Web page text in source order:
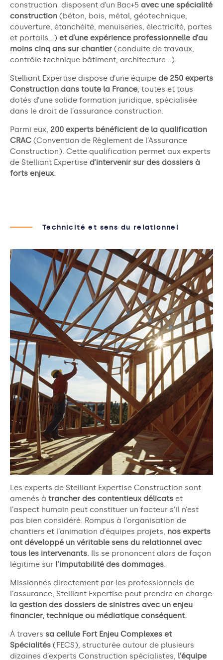
construction disposent d’un Bac+5 avec une spécialité
construction (béton, bois, métal, géotechnique,
couverture, étanchéité, menuiseries, électricité, portes
et portails…) et d’une expérience professionnelle d’au
moins cinq ans sur chantier (conduite de travaux,
contrôle technique bâtiment, architecture…).
Stelliant Expertise dispose d’une équipe de 250 experts
Construction dans toute la France, toutes et tous
dotés d’une solide formation juridique, spécialisée
dans le droit de l’assurance construction.
Parmi eux, 200 experts bénéficient de la qualification
CRAC (Convention de Règlement de l’Assurance
Construction). Cette qualification permet aux experts
de Stelliant Expertise d’intervenir sur des dossiers à
forts enjeux.
Technicité et sens du relationnel
Les experts de Stelliant Expertise Construction sont
amenés à trancher des contentieux délicats et
l’aspect humain peut constituer un facteur s’il n’est
pas bien considéré. Rompus à l’organisation de
chantiers et l’animation d’équipes projets, nos experts
ont développé un véritable sens du relationnel avec
tous les intervenants. Ils se prononcent alors de façon
légitime sur l’imputabilité des dommages.
Missionnés directement par les professionnels de
l’assurance, Stelliant Expertise peut prendre en charge
la gestion des dossiers de sinistres avec un enjeu
financier, technique ou médiatique conséquent.
À travers sa cellule Fort Enjeu Complexes et
Spécialités (FECS), structurée autour de plusieurs
dizaines d’experts Construction spécialistes, l’équipe